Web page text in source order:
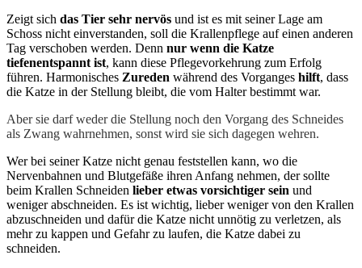
Zeigt sich das Tier sehr nervös und ist es mit seiner Lage am
Schoss nicht einverstanden, soll die Krallenpflege auf einen anderen
Tag verschoben werden. Denn nur wenn die Katze
tiefenentspannt ist, kann diese Pflegevorkehrung zum Erfolg
führen. Harmonisches Zureden während des Vorganges hilft, dass
die Katze in der Stellung bleibt, die vom Halter bestimmt war.
Aber sie darf weder die Stellung noch den Vorgang des Schneides
als Zwang wahrnehmen, sonst wird sie sich dagegen wehren.
Wer bei seiner Katze nicht genau feststellen kann, wo die
Nervenbahnen und Blutgefäße ihren Anfang nehmen, der sollte
beim Krallen Schneiden lieber etwas vorsichtiger sein und
weniger abschneiden. Es ist wichtig, lieber weniger von den Krallen
abzuschneiden und dafür die Katze nicht unnötig zu verletzen, als
mehr zu kappen und Gefahr zu laufen, die Katze dabei zu
schneiden.